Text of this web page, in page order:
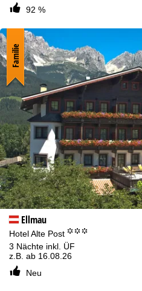
92 %
Ellmau
Hotel Alte Post °°°
3 Nächte inkl. ÜF
z.B. ab 16.08.26
Neu
Familie